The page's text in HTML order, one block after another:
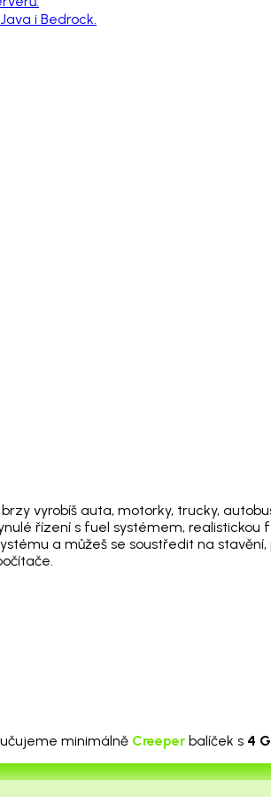
i Bedrock.
vyrobíš auta, motorky, trucky,
řízení s fuel systémem,
a můžeš se soustředit na
minimálně Creeper balíček s 4